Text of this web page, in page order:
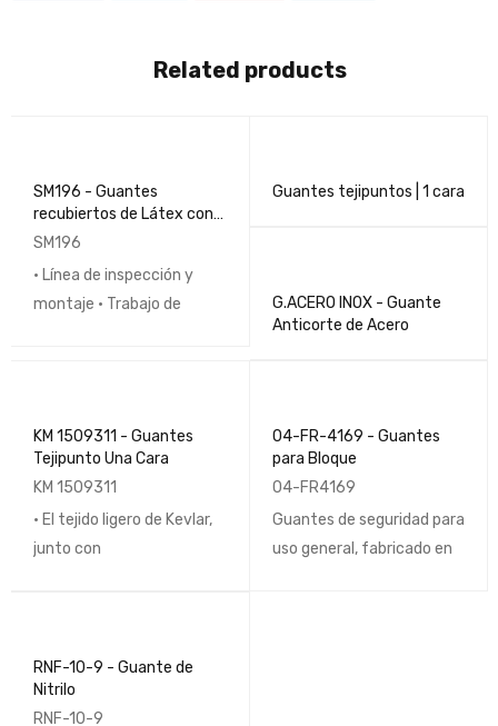
Related products
SM196 - Guantes
recubiertos de Látex con
Doble Palma
SM196
• Línea de inspección y
montaje • Trabajo de
Guantes tejipuntos | 1 cara
G.ACERO INOX - Guante
Anticorte de Acero
KM 1509311 - Guantes
Tejipunto Una Cara
KM 1509311
• El tejido ligero de Kevlar,
junto con
04-FR-4169 - Guantes
para Bloque
04-FR4169
Guantes de seguridad para
uso general, fabricado en
RNF-10-9 - Guante de
Nitrilo
RNF-10-9